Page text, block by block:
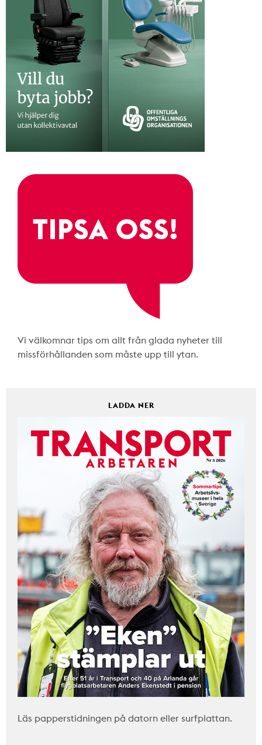
Vi välkomnar tips om allt från glada nyheter till
missförhållanden som måste upp till ytan.
LADDA NER
Läs papperstidningen på datorn eller surfplattan.